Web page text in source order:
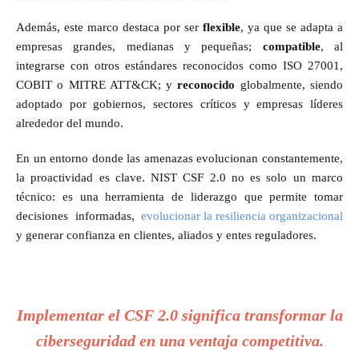
Además, este marco destaca por ser flexible, ya que se adapta a
empresas grandes, medianas y pequeñas; compatible, al
integrarse con otros estándares reconocidos como ISO 27001,
COBIT o MITRE ATT&CK; y reconocido globalmente, siendo
adoptado por gobiernos, sectores críticos y empresas líderes
alrededor del mundo.
En un entorno donde las amenazas evolucionan constantemente,
la proactividad es clave. NIST CSF 2.0 no es solo un marco
técnico: es una herramienta de liderazgo que permite tomar
decisiones informadas, evolucionar la resiliencia organizacional
y generar confianza en clientes, aliados y entes reguladores.
Implementar el CSF 2.0 significa transformar la
ciberseguridad en una ventaja competitiva.